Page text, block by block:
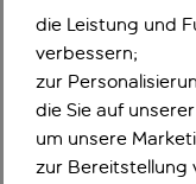
die Leistung und
verbessern;
zur
die Sie auf
um unsere
zur Bereitstellung